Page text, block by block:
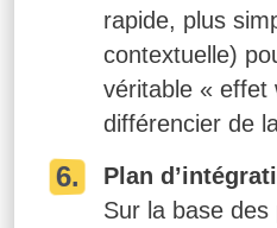
rapide, plus
contextuelle)
véritable « effet
différencier de
Plan
Sur la base des